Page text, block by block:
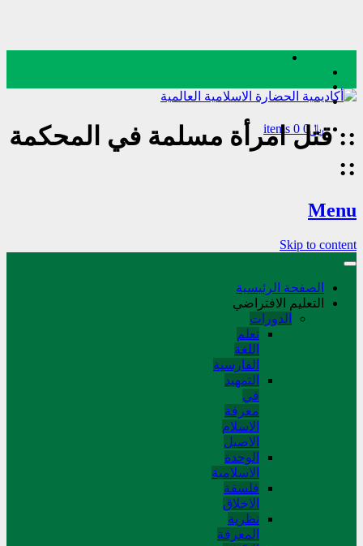
﷼0 0 items ::قتل امرأة مسلمة في المحكمة
::
Menu
Skip to content
الصفحة الرئيسية
التعليم الافتراضي
الدورات
تعلم
اللغة
الفارسیة
التمهید
في
معرفة
الاسلام
الاصیل
الوحدة
الاسلامیة
فلسفة
الاخلاق
نظریة
المعرفة